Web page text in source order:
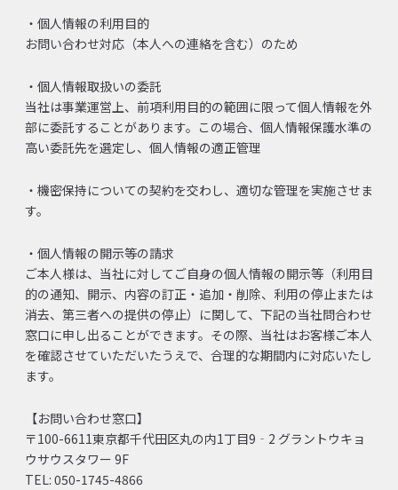
・個人情報の利用目的
お問い合わせ対応（本人への連絡を含む）のため
・個人情報取扱いの委託
当社は事業運営上、前項利用目的の範囲に限って個人情報を外
部に委託することがあります。この場合、個人情報保護水準の
高い委託先を選定し、個人情報の適正管理
・機密保持についての契約を交わし、適切な管理を実施させま
す。
・個人情報の開示等の請求
ご本人様は、当社に対してご自身の個人情報の開示等（利用目
的の通知、開示、内容の訂正・追加・削除、利用の停止または
消去、第三者への提供の停止）に関して、下記の当社問合わせ
窓口に申し出ることができます。その際、当社はお客様ご本人
を確認させていただいたうえで、合理的な期間内に対応いたし
ます。
【お問い合わせ窓口】
〒100-6611東京都千代田区丸の内1丁目9‐2 グラントウキョ
ウサウスタワー 9F
TEL: 050-1745-4866